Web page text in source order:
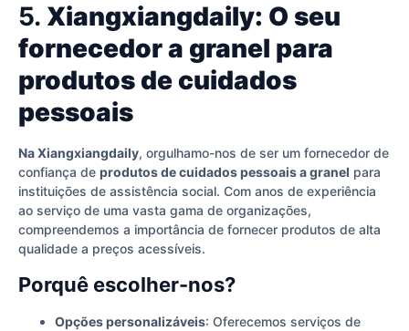
5. Xiangxiangdaily: O seu
fornecedor a granel para
produtos de cuidados
pessoais
Na Xiangxiangdaily, orgulhamo-nos de ser um fornecedor de
confiança de produtos de cuidados pessoais a granel para
instituições de assistência social. Com anos de experiência
ao serviço de uma vasta gama de organizações,
compreendemos a importância de fornecer produtos de alta
qualidade a preços acessíveis.
Porquê escolher-nos?
Opções personalizáveis: Oferecemos serviços de